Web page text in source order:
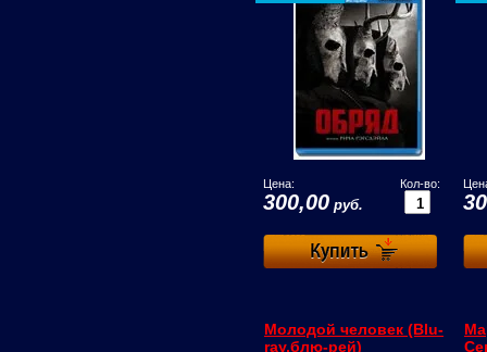
Цена:
300,00 руб.
Кол-во:
Молодой человек (Blu-
ray,блю-рей)